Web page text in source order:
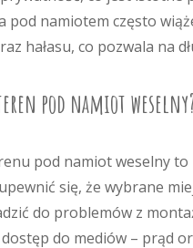
pod namiotem często
hałasu, co pozwala na
pod namiot
pod namiot weselny
się, że wybrane
do problemów z
do mediów – prąd